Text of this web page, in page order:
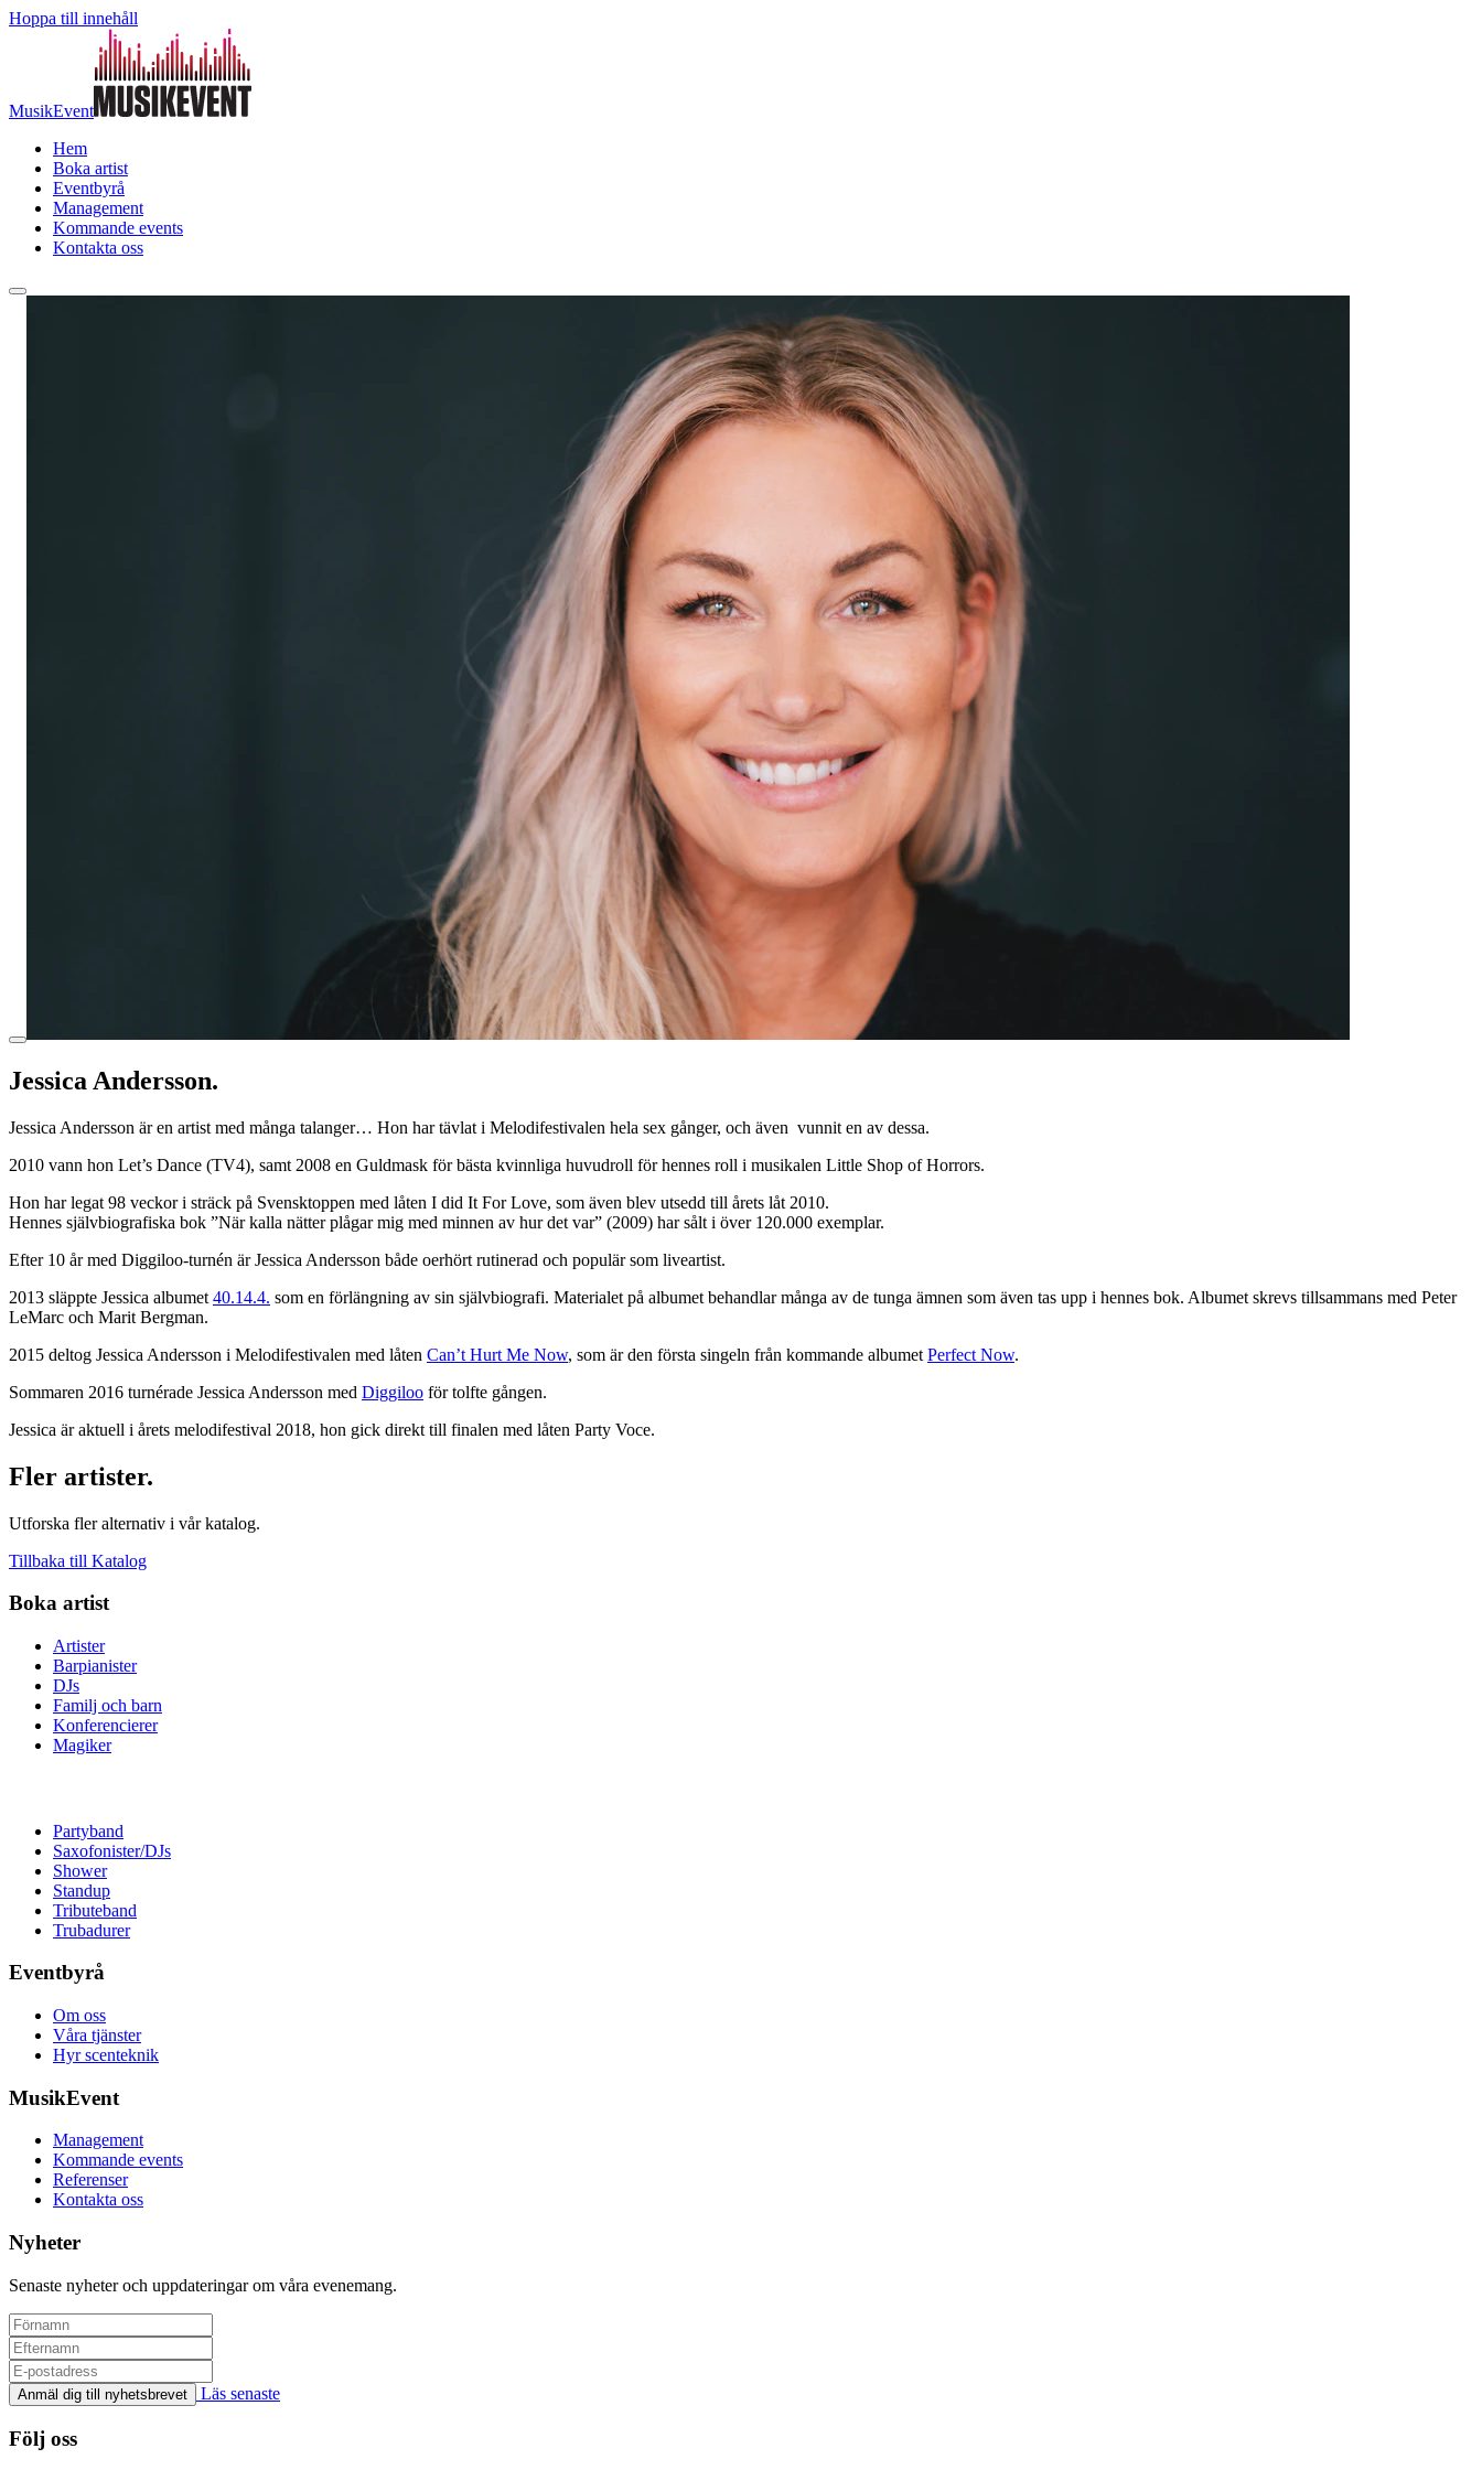
Hoppa till innehåll
MusikEvent
Hem
Boka artist
Eventbyrå
Management
Kommande events
Kontakta oss
Jessica Andersson.
Jessica Andersson är en artist med många talanger… Hon har tävlat i Melodifestivalen hela sex gånger, och även vunnit en av dessa.
2010 vann hon Let’s Dance (TV4), samt 2008 en Guldmask för bästa kvinnliga huvudroll för hennes roll i musikalen Little Shop of Horrors.
Hon har legat 98 veckor i sträck på Svensktoppen med låten I did It For Love, som även blev utsedd till årets låt 2010.
Hennes självbiografiska bok ”När kalla nätter plågar mig med minnen av hur det var” (2009) har sålt i över 120.000 exemplar.
Efter 10 år med Diggiloo-turnén är Jessica Andersson både oerhört rutinerad och populär som liveartist.
2013 släppte Jessica albumet 40.14.4. som en förlängning av sin självbiografi. Materialet på albumet behandlar många av de tunga ämnen som även tas upp i hennes bok. Albumet skrevs tillsammans med Peter
LeMarc och Marit Bergman.
2015 deltog Jessica Andersson i Melodifestivalen med låten Can’t Hurt Me Now, som är den första singeln från kommande albumet Perfect Now.
Sommaren 2016 turnérade Jessica Andersson med Diggiloo för tolfte gången.
Jessica är aktuell i årets melodifestival 2018, hon gick direkt till finalen med låten Party Voce.
Fler artister.
Utforska fler alternativ i vår katalog.
Tillbaka till Katalog
Boka artist
Artister
Barpianister
DJs
Familj och barn
Konferencierer
Magiker
Partyband
Saxofonister/DJs
Shower
Standup
Tributeband
Trubadurer
Eventbyrå
Om oss
Våra tjänster
Hyr scenteknik
MusikEvent
Management
Kommande events
Referenser
Kontakta oss
Nyheter
Senaste nyheter och uppdateringar om våra evenemang.
Anmäl dig till nyhetsbrevet Läs senaste
Följ oss